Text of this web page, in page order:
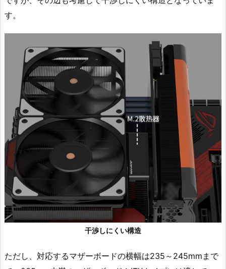
す。
干渉しにくい構造
ただし、対応するマザーボードの横幅は235～245mmまで